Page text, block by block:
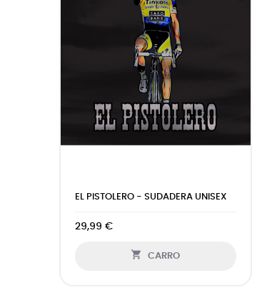
EL PISTOLERO - SUDADERA UNISEX
29,99 €
 CARRO